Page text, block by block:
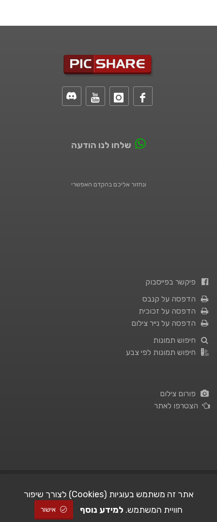
שלחו לנו הודעה
ונחזור אליכם בהקדם האפשרי
פיקשר בפייסבוק
הדפסה על קנבס
הדפסה על זכוכית
הדפסה על נייר צילום
חיפוש תמונות
חיפוש תמונות לפי צבע
פורום צילום
הצטרפו לאתר
© All Rights Reserved | STUDIO101| Picshare.co.il - כל הזכויות שמורות
אתר זה משתמש בעוגיות (Cookies) לצורך שיפור
חוויית המשתמש. למידע נוסף